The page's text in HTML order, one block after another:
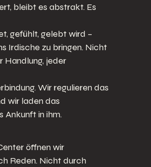
bleibt es abstrakt. Es
gefühlt, gelebt wird –
Irdische zu bringen. Nicht
Handlung, jeder
Wir regulieren das
wir laden das
Ankunft in ihm.
öffnen wir
Reden. Nicht durch